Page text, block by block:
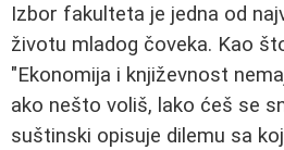
Izbor fakulteta je jedna od
životu mladog čoveka. Kao
"Ekonomija i književnost
ako nešto voliš, lako ćeš se
suštinski opisuje dilemu sa